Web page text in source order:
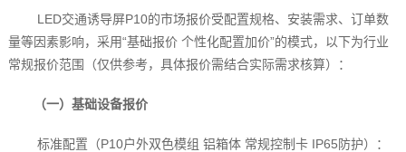
LED交通诱导屏P10的市场报价受配置规格、安装需求、订单数
量等因素影响，采用“基础报价 个性化配置加价”的模式，以下为行业
常规报价范围（仅供参考，具体报价需结合实际需求核算）：
（一）基础设备报价
标准配置（P10户外双色模组 铝箱体 常规控制卡 IP65防护）：